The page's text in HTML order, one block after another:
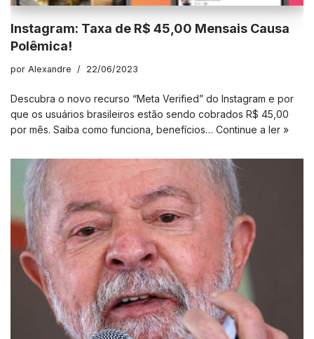
Instagram: Taxa de R$ 45,00 Mensais Causa
Polêmica!
por Alexandre 22/06/2023
Descubra o novo recurso “Meta Verified” do Instagram e por
que os usuários brasileiros estão sendo cobrados R$ 45,00
por mês. Saiba como funciona, benefícios… Continue a ler »